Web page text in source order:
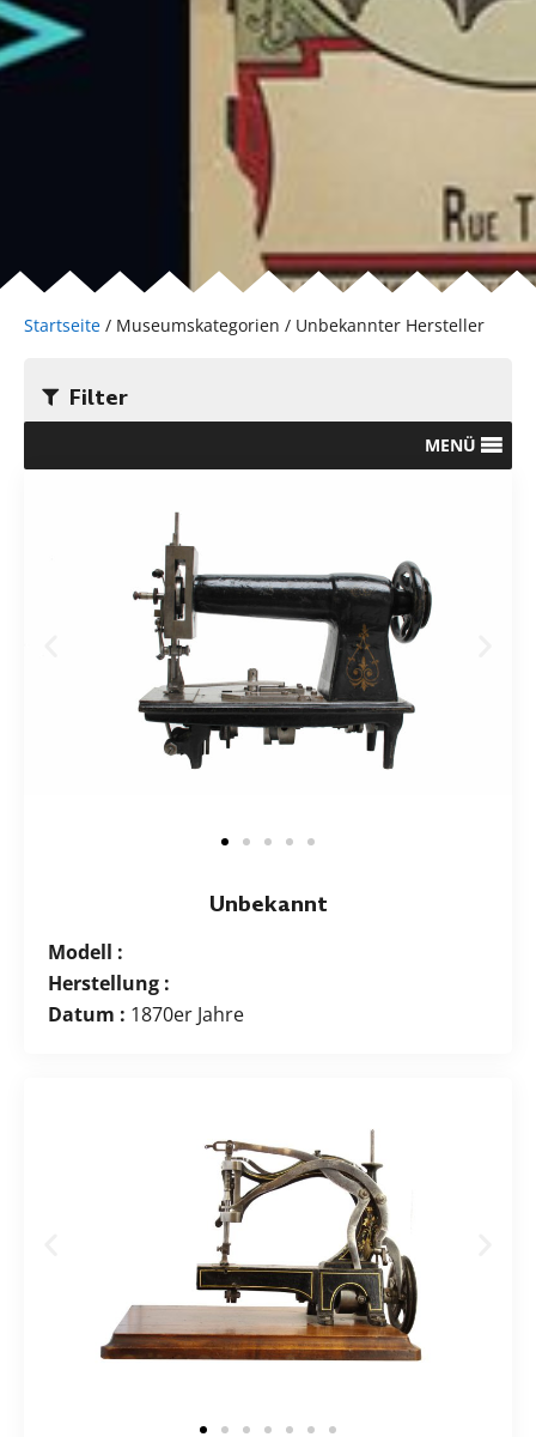
Startseite / Museumskategorien / Unbekannter Hersteller
Filter
MENÜ
Unbekannt
Modell :
Herstellung :
Datum : 1870er Jahre